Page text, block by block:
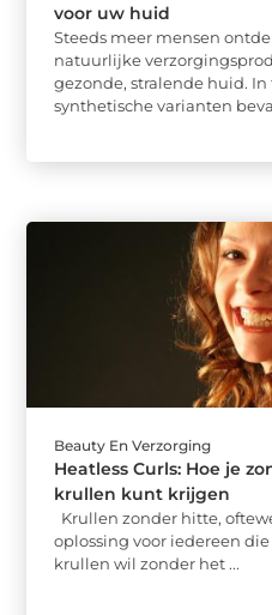
voor uw huid
Steeds meer mensen
natuurlijke
gezonde, stralende huid.
synthetische varianten
Beauty En Verzorging
Heatless Curls: Hoe je
krullen kunt krijgen
Krullen zonder hitte,
oplossing voor iedereen
krullen wil zonder het ...